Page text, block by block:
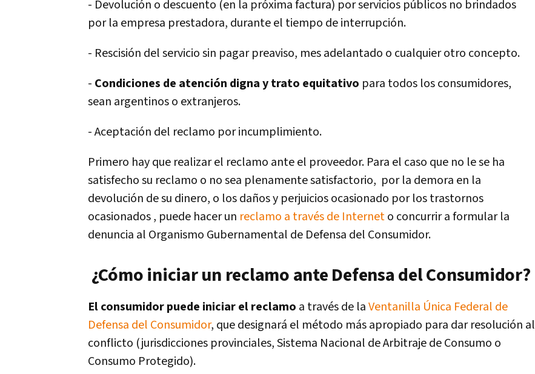
- Devolución o descuento (en la próxima factura) por servicios públicos no brindados
por la empresa prestadora, durante el tiempo de interrupción.
- Rescisión del servicio sin pagar preaviso, mes adelantado o cualquier otro concepto.
- Condiciones de atención digna y trato equitativo para todos los consumidores,
sean argentinos o extranjeros.
- Aceptación del reclamo por incumplimiento.
Primero hay que realizar el reclamo ante el proveedor. Para el caso que no le se ha
satisfecho su reclamo o no sea plenamente satisfactorio, por la demora en la
devolución de su dinero, o los daños y perjuicios ocasionado por los trastornos
ocasionados , puede hacer un reclamo a través de Interneto concurrir a formular la
denuncia al Organismo Gubernamental de Defensa del Consumidor.
¿Cómo iniciar un reclamo ante Defensa del Consumidor?
El consumidor puede iniciar el reclamo a través de laVentanilla Única Federal de
Defensa del Consumidor, que designará el método más apropiado para dar resolución al
conflicto (jurisdicciones provinciales, Sistema Nacional de Arbitraje de Consumo o
Consumo Protegido).